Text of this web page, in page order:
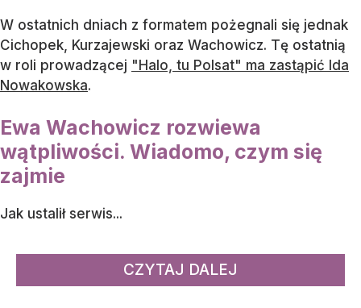
W ostatnich dniach z formatem pożegnali się jednak
Cichopek, Kurzajewski oraz Wachowicz. Tę ostatnią
w roli prowadzącej "Halo, tu Polsat" ma zastąpić Ida
Nowakowska.
Ewa Wachowicz rozwiewa
wątpliwości. Wiadomo, czym się
zajmie
Jak ustalił serwis...
CZYTAJ DALEJ